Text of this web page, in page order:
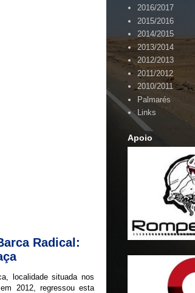
Radical:
localidade situada nos
2012, regressou esta
2016/2017
2015/2016
2014/2015
2013/2014
2012/2013
2011/2012
2010/2011
Palmarés
Links
Apoio